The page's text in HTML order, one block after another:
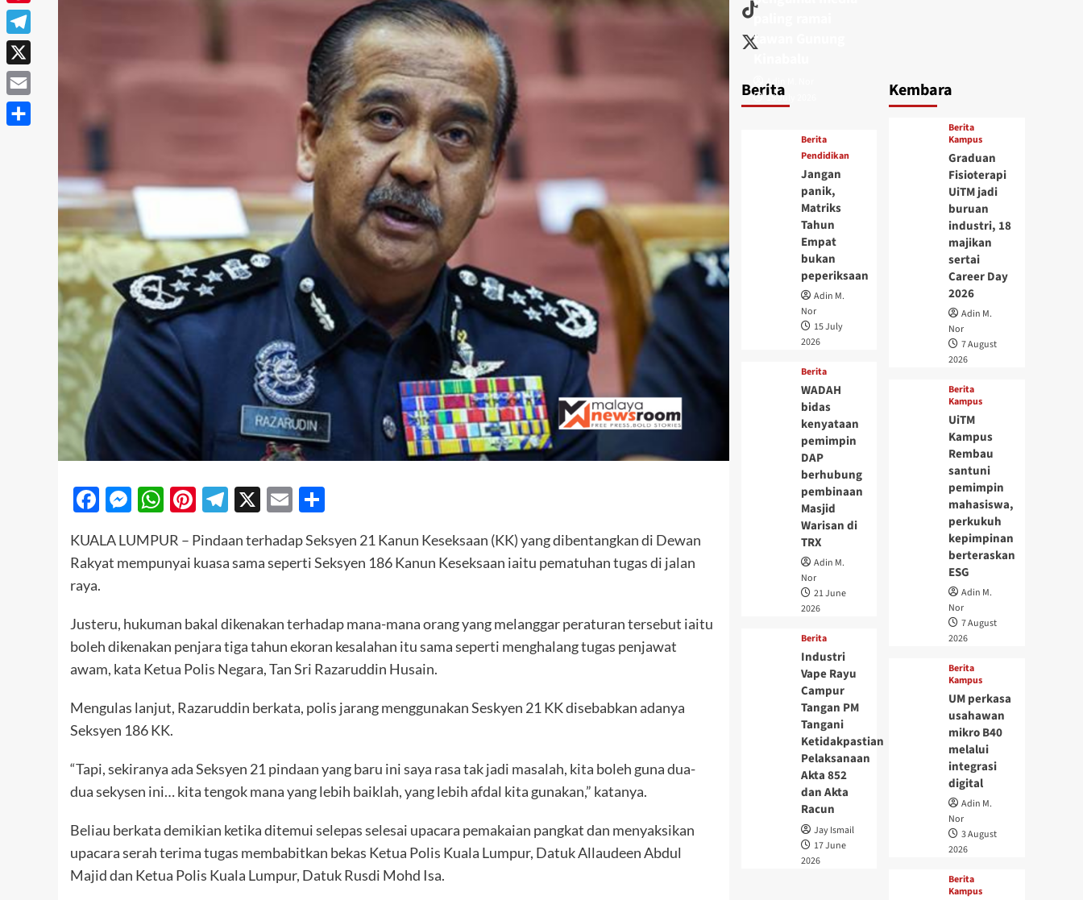
Facebook
Messenger
WhatsApp
Pinterest
Telegram
X Email
KUALA LUMPUR – Pindaan terhadap Seksyen 21 Kanun Keseksaan (KK) yang dibentangkan di Dewan
Rakyat mempunyai kuasa sama seperti Seksyen 186 Kanun Keseksaan iaitu pematuhan tugas di jalan
raya.
Justeru, hukuman bakal dikenakan terhadap mana-mana orang yang melanggar peraturan tersebut iaitu
boleh dikenakan penjara tiga tahun ekoran kesalahan itu sama seperti menghalang tugas penjawat
awam, kata Ketua Polis Negara, Tan Sri Razaruddin Husain.
Mengulas lanjut, Razaruddin berkata, polis jarang menggunakan Seskyen 21 KK disebabkan adanya
Seksyen 186 KK.
“Tapi, sekiranya ada Seksyen 21 pindaan yang baru ini saya rasa tak jadi masalah, kita boleh guna dua-
dua sekysen ini… kita tengok mana yang lebih baiklah, yang lebih afdal kita gunakan,” katanya.
Beliau berkata demikian ketika ditemui selepas selesai upacara pemakaian pangkat dan menyaksikan
upacara serah terima tugas membabitkan bekas Ketua Polis Kuala Lumpur, Datuk Allaudeen Abdul
Majid dan Ketua Polis Kuala Lumpur, Datuk Rusdi Mohd Isa.
Berita
paling ramai
tawan Gunung
Adin M. Nor
15 July 2026
Berita
Pendidikan
Jangan
panik,
Matriks
Tahun
Empat
bukan
peperiksaan
Adin M.
Nor
15 July
2026
Berita
WADAH
bidas
kenyataan
pemimpin
DAP
berhubung
pembinaan
Masjid
Warisan di
TRX
Adin M.
Nor
21 June
2026
Berita
Industri
Vape Rayu
Campur
Tangan PM
Tangani
Ketidakpastian
Pelaksanaan
Akta 852
dan Akta
Racun
Jay Ismail
17 June
2026
Kembara
Berita
Kampus
Graduan
Fisioterapi
UiTM jadi
buruan
industri, 18
majikan
sertai
Career Day
2026
Adin M.
Nor
7 August
2026
Berita
Kampus
UiTM
Kampus
Rembau
santuni
pemimpin
mahasiswa,
perkukuh
kepimpinan
berteraskan
ESG
Adin M.
Nor
7 August
2026
Berita
Kampus
UM perkasa
usahawan
mikro B40
melalui
integrasi
digital
Adin M.
Nor
3 August
2026
Berita
Kampus
Pinterest
Telegram
X
Email